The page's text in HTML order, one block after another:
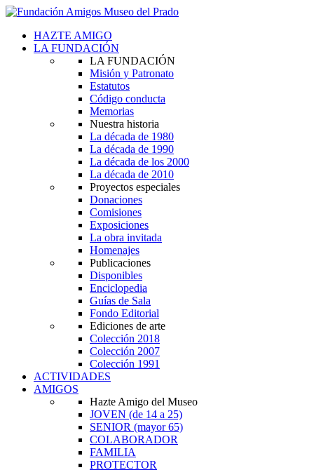
HAZTE AMIGO
LA FUNDACIÓN
LA FUNDACIÓN
Misión y Patronato
Estatutos
Código conducta
Memorias
Nuestra historia
La década de 1980
La década de 1990
La década de los 2000
La década de 2010
Proyectos especiales
Donaciones
Comisiones
Exposiciones
La obra invitada
Homenajes
Publicaciones
Disponibles
Enciclopedia
Guías de Sala
Fondo Editorial
Ediciones de arte
Colección 2018
Colección 2007
Colección 1991
ACTIVIDADES
AMIGOS
Hazte Amigo del Museo
JOVEN (de 14 a 25)
SENIOR (mayor 65)
COLABORADOR
FAMILIA
PROTECTOR